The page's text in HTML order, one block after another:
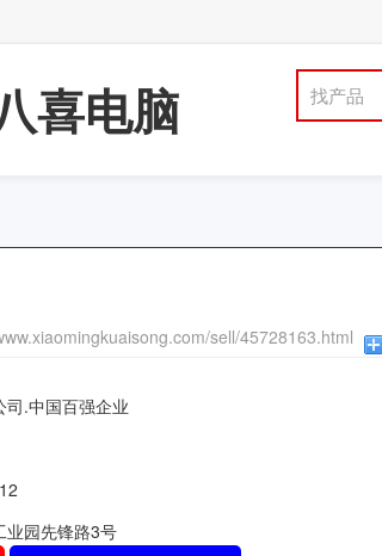
喜电脑 找产品
sell/45728163.html
司.中国百强企业
业园先锋路3号